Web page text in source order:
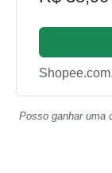
Posso ganhar uma